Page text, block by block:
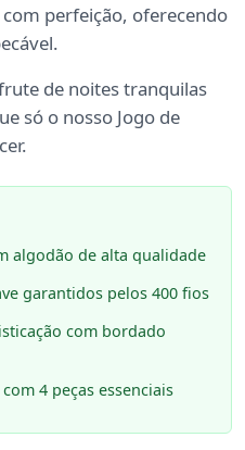
perfeição, oferecendo
de noites tranquilas
só o nosso Jogo de
algodão de alta qualidade
garantidos pelos 400 fios
com bordado
4 peças essenciais